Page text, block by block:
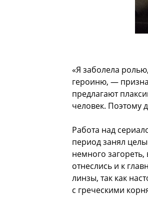
«Я заболела
героиню, —
предлагают
человек. Поэтому
Работа над
период занял
немного
отнеслись и к
линзы, так как
с греческими